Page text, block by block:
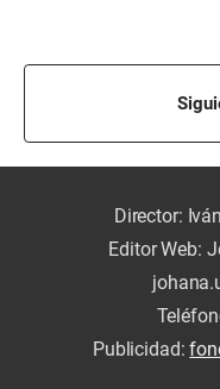
Director:
Editor Web:
Publicidad: